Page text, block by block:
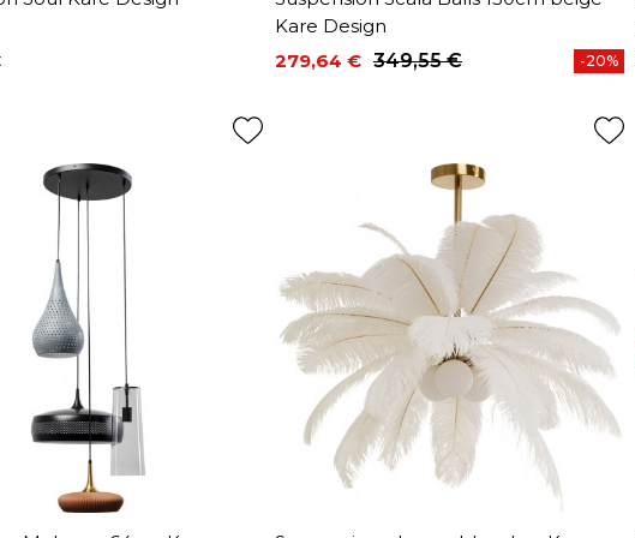
Kare Design
Prix
279,64 €
Prix de base349,55 € -20%